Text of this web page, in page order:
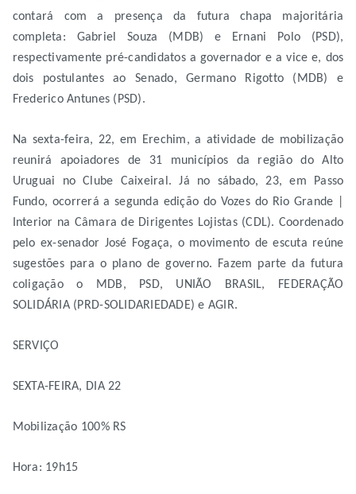
contará com a presença da futura chapa majoritária
completa: Gabriel Souza (MDB) e Ernani Polo (PSD),
respectivamente pré-candidatos a governador e a vice e, dos
dois postulantes ao Senado, Germano Rigotto (MDB) e
Frederico Antunes (PSD).
Na sexta-feira, 22, em Erechim, a atividade de mobilização
reunirá apoiadores de 31 municípios da região do Alto
Uruguai no Clube Caixeiral. Já no sábado, 23, em Passo
Fundo, ocorrerá a segunda edição do Vozes do Rio Grande |
Interior na Câmara de Dirigentes Lojistas (CDL). Coordenado
pelo ex-senador José Fogaça, o movimento de escuta reúne
sugestões para o plano de governo. Fazem parte da futura
coligação o MDB, PSD, UNIÃO BRASIL, FEDERAÇÃO
SOLIDÁRIA (PRD-SOLIDARIEDADE) e AGIR.
SERVIÇO
SEXTA-FEIRA, DIA 22
Mobilização 100% RS
Hora: 19h15